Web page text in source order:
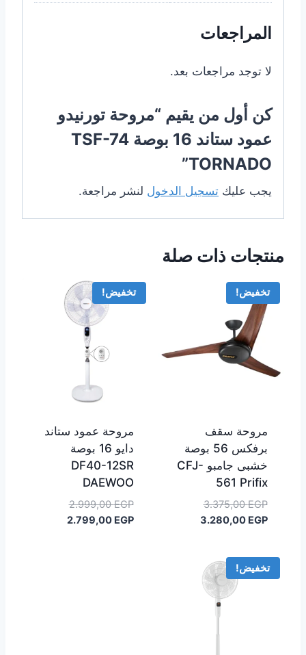
المراجعات
لا توجد مراجعات بعد.
كن أول من يقيم “مروحة تورنيدو
عمود ستاند 16 بوصة TSF-74
TORNADO”
يجب عليك تسجيل الدخول لنشر مراجعة.
منتجات ذات صلة
تخفيض!
مروحة سقف
برفكس 56 بوصة
خشبى جامبو CFJ-
561 Prifix
3.375,00EGP
السعر
الأصلي3.280,00 EGP
السعر
تخفيض!
مروحة عمود ستاند
دايو 16 بوصة
DF40-12SR
DAEWOO
2.999,00EGP
السعر
الأصلي2.799,00 EGP
السعر
تخفيض!